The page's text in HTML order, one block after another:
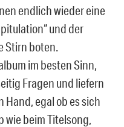
endlich wieder eine
und der
Stirn boten.
im besten Sinn,
Fragen und liefern
egal ob es sich
wie beim Titelsong,